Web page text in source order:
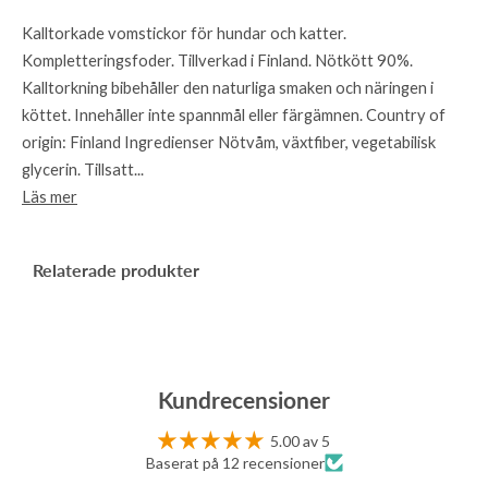
Kalltorkade vomstickor för hundar och katter.
Kompletteringsfoder. Tillverkad i Finland. Nötkött 90%.
Kalltorkning bibehåller den naturliga smaken och näringen i
köttet. Innehåller inte spannmål eller färgämnen. Country of
origin: Finland Ingredienser Nötvåm, växtfiber, vegetabilisk
glycerin. Tillsatt...
Läs mer
Relaterade produkter
Kundrecensioner
5.00 av 5
Baserat på 12 recensioner